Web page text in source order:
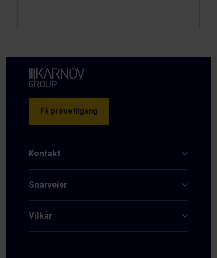
Få prøvetilgang
Kontakt
Snarveier
Vilkår